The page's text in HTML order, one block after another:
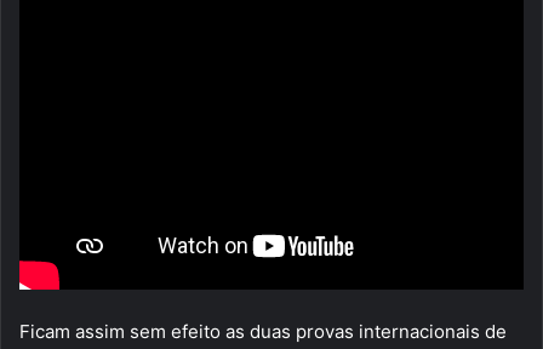
Ficam assim sem efeito as duas provas internacionais de